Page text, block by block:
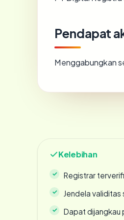
Pendapat
Menggabungkan
Kelebihan
Registrar
Jendela
Dapat